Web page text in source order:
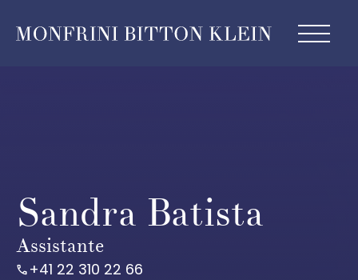
Sandra Batista
Assistante
call +41 22 310 22 66